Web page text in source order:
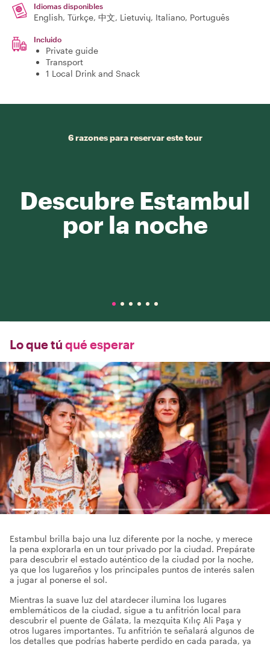
Idiomas disponibles
English, Türkçe, 中文, Lietuvių, Italiano, Português
Incluido
Private guide
Transport
1 Local Drink and Snack
6 razones para reservar este tour
Descubre Estambul
por la noche
Lo que tú qué esperar
Estambul brilla bajo una luz diferente por la noche, y merece
la pena explorarla en un tour privado por la ciudad. Prepárate
para descubrir el estado auténtico de la ciudad por la noche,
ya que los lugareños y los principales puntos de interés salen
a jugar al ponerse el sol.
Mientras la suave luz del atardecer ilumina los lugares
emblemáticos de la ciudad, sigue a tu anfitrión local para
descubrir el puente de Gálata, la mezquita Kılıç Ali Paşa y
otros lugares importantes. Tu anfitrión te señalará algunos de
los detalles que podrías haberte perdido en cada parada, ya